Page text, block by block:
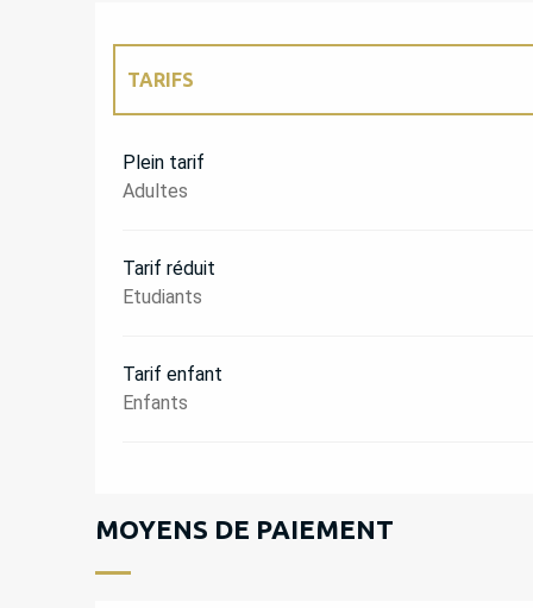
TARIFS
TARIFS 2027
Plein tarif
Adultes
Tarif réduit
Etudiants
Tarif enfant
Enfants
MOYENS DE PAIEMENT